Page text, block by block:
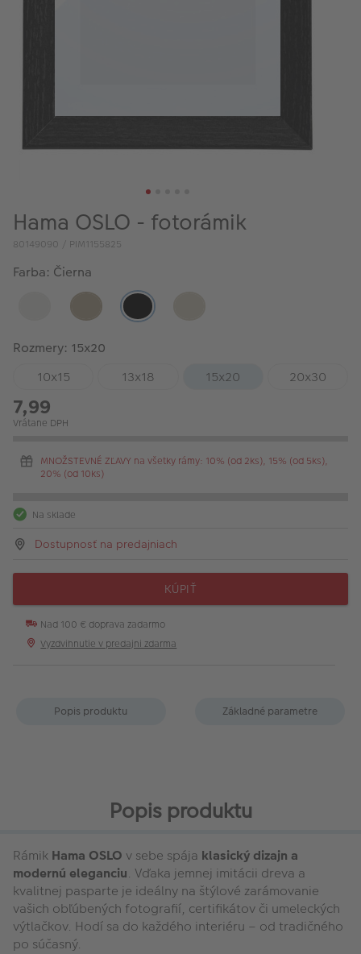
Hama OSLO - fotorámik
80149090 / PIM1155825
Farba: Čierna
Rozmery: 15x20
10x15
13x18 15x20 20x30
7,99
Vrátane DPH
MNOŽSTEVNÉ ZĽAVY na všetky rámy: 10% (od 2ks), 15% (od 5ks),
20% (od 10ks)
Na sklade
Dostupnosť na predajniach
KÚPIŤ
Nad 100 € doprava zadarmo
Vyzdvihnutie v predajni zdarma
Popis produktu Základné parametre
Popis produktu
Rámik Hama OSLO v sebe spája klasický dizajn a
modernú eleganciu. Vďaka jemnej imitácii dreva a
kvalitnej pasparte je ideálny na štýlové zarámovanie
vašich obľúbených fotografií, certifikátov či umeleckých
výtlačkov. Hodí sa do každého interiéru – od tradičného
po súčasný.